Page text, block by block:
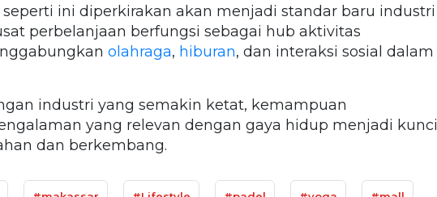
ini diperkirakan akan menjadi standar baru industri
perbelanjaan berfungsi sebagai hub aktivitas
olahraga, hiburan, dan interaksi sosial dalam
industri yang semakin ketat, kemampuan
yang relevan dengan gaya hidup menjadi kunci
dan berkembang.